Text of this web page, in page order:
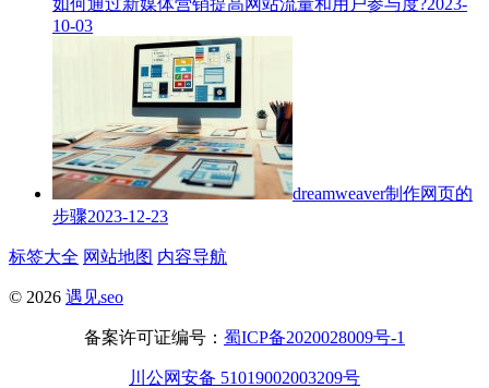
10-03
dreamweaver制作网页的
步骤2023-12-23
标签大全 网站地图 内容导航
© 2026 遇见seo
备案许可证编号： 蜀ICP备2020028009号-1
川公网安备 51019002003209号